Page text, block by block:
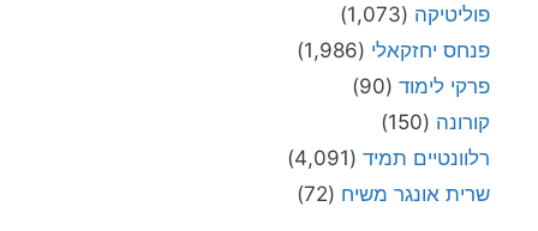
פוליטיקה (1,073)
פנחס יחזקאלי (1,986)
פרקי לימוד (90)
קורונה (150)
רלוונטיים תמיד (4,091)
שרית אונגר משיח (72)